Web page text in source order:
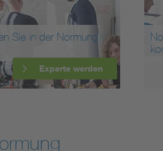
Sie in der Normung
Experte werden